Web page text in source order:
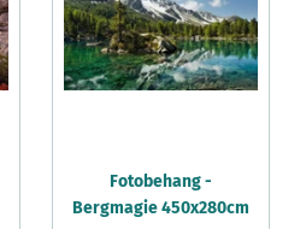
Fotobehang -
Bergmagie 450x280cm